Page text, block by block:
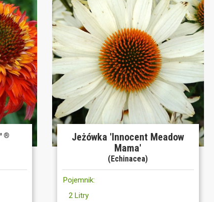
®
Jeżówka 'Innocent Meadow
Mama'
(Echinacea)
Pojemnik:
2 Litry